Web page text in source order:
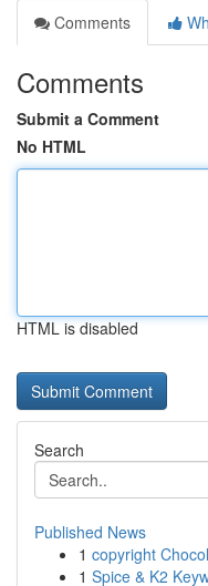
Comments
Comments
Submit a Comment
No HTML
HTML is disabled
Search
Published News
1 copyright
1 Spice & K2